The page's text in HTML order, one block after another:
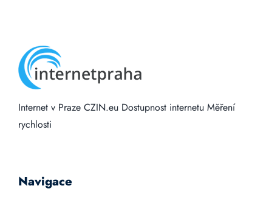
Internet v Praze CZIN.eu Dostupnost internetu Měření
rychlosti
Navigace